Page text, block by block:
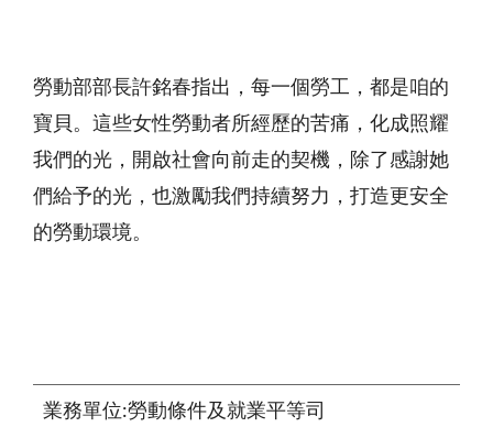
勞動部部長許銘春指出，每一個勞工，都是咱的
寶貝。這些女性勞動者所經歷的苦痛，化成照耀
我們的光，開啟社會向前走的契機，除了感謝她
們給予的光，也激勵我們持續努力，打造更安全
的勞動環境。
業務單位:勞動條件及就業平等司